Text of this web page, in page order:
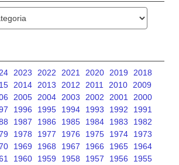
2023 2022 2021 2020 2019
2018
2014 2013 2012 2011 2010
2009
2005 2004 2003 2002 2001
2000
1996 1995 1994 1993 1992
1991
1987 1986 1985 1984 1983
1982
1978 1977 1976 1975 1974
1973
1969 1968 1967 1966 1965
1964
1960 1959 1958 1957 1956
1955